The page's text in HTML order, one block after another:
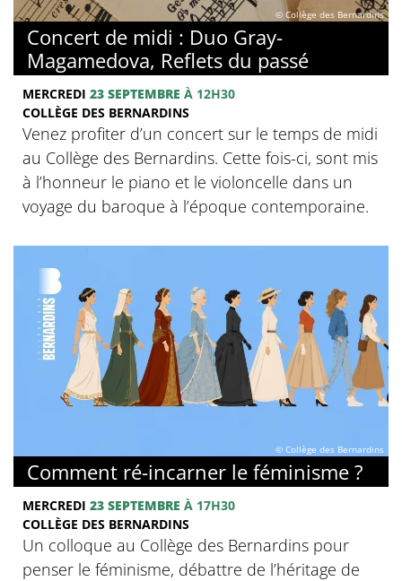
© Collège des Bernardins
Concert de midi : Duo Gray-
Magamedova, Reflets du passé
MERCREDI 23 SEPTEMBRE À 12H30
COLLÈGE DES BERNARDINS
Venez profiter d’un concert sur le temps de midi
au Collège des Bernardins. Cette fois-ci, sont mis
à l’honneur le piano et le violoncelle dans un
voyage du baroque à l’époque contemporaine.
© Collège des Bernardins
Comment ré-incarner le féminisme ?
MERCREDI 23 SEPTEMBRE À 17H30
COLLÈGE DES BERNARDINS
Un colloque au Collège des Bernardins pour
penser le féminisme, débattre de l’héritage de